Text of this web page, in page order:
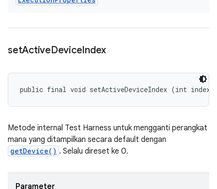
setActiveDeviceIndex
public final void setActiveDeviceIndex (int index)
Metode internal Test Harness untuk mengganti perangkat
mana yang ditampilkan secara default dengan
getDevice() . Selalu direset ke 0.
Parameter